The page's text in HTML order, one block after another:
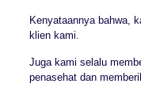
Kenyataannya bahwa,
klien kami.
Juga kami selalu
penasehat dan